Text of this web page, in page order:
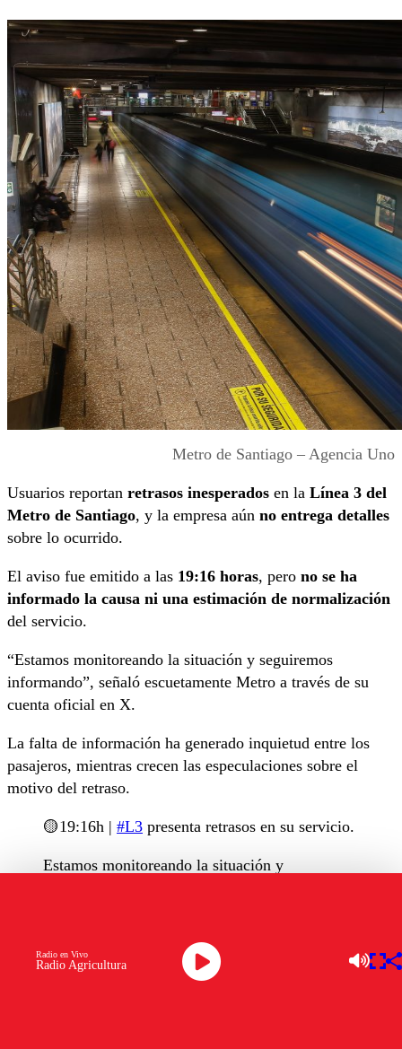
Metro de Santiago – Agencia Uno
Usuarios reportan retrasos inesperados en la Línea 3 del
Metro de Santiago, y la empresa aún no entrega detalles
sobre lo ocurrido.
El aviso fue emitido a las 19:16 horas, pero no se ha
informado la causa ni una estimación de normalización
del servicio.
“Estamos monitoreando la situación y seguiremos
informando”, señaló escuetamente Metro a través de su
cuenta oficial en X.
La falta de información ha generado inquietud entre los
pasajeros, mientras crecen las especulaciones sobre el
motivo del retraso.
🟡19:16h | #L3 presenta retrasos en su servicio.
Estamos monitoreando la situación y
(@metrodesantiago)
September 23, 2025
Radio Agricultura
Radio en Vivo